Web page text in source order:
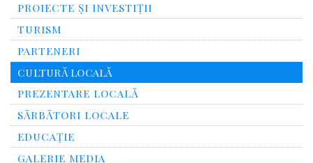
PROIECTE ȘI INVESTIȚII
TURISM
PARTENERI
CULTURĂ LOCALĂ
PREZENTARE LOCALĂ
SĂRBĂTORI LOCALE
EDUCAȚIE
GALERIE MEDIA